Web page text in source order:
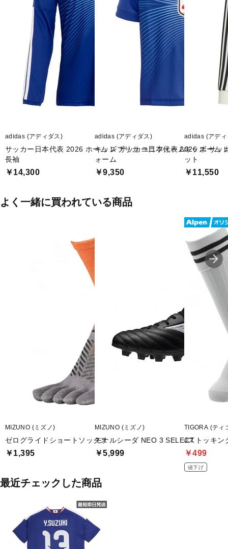
回ろうとするチームの意欲を体現している。クライマクールテクノ
ロジーを採用した一枚。涼しく、ドライな着心地が続くから、いつ
でもプレーの準備は万端。クライマクールは汗を吸い上げて蒸発さ
せ、体を涼しく、ドライに保ち、ストレスなくパフォーマンスを発
揮を後押ししてくれる。ダブルニット生地で構成されており、ピッ
チの内外を問わず快適さを保ちながら、体格を引き立てるスリムフ
ィットのシルエット。スタンドにいても、コートにいても、集中力
を保ち、没頭させてくれる。未知の領域への旅と世界の舞台でのよ
り大きな成果を表して、選手とファンの両方にインスピレーション
を与えるようにジャージーの美的要素がデザインに落とし込まれて
◇スリムフィット
◇ポリエステル100%
◇クライマクールテクノロジー
■カラー(メーカー表記):
ブルー(JAPANBLUE/ash blue)
adidas (アディダス)
サッカー日本代表 2026 ホーム レプリカ ユニフォーム
長袖
￥14,300
adidas (アディダス)
キッズ サッカー日本代表 2026 ホーム
ォーム
￥9,350
adidas (アディ
キッズ サッ
ット
￥11,550
よく一緒に買われている商品
MIZUNO (ミズノ)
ゼログライドショートソックス
￥1,395
MIZUNO (ミズノ)
モナルシーダ NEO 3 SELECT
￥5,999
TIGORA (ティ
Jストッキン
￥499
値下げ
最近チェックした商品